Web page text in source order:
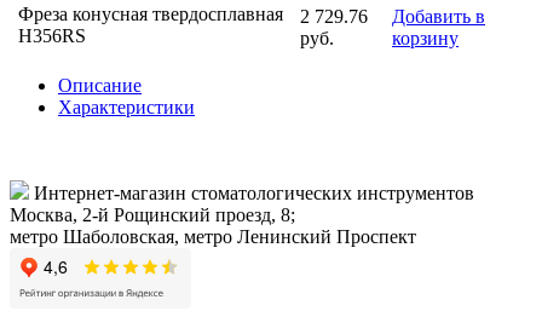
Фреза конусная твердосплавная
H356RS
2 729.76
руб.
Добавить в
корзину
Описание
Характеристики
Интернет-магазин стоматологических инструментов
Москва, 2-й Рощинский проезд, 8;
метро Шаболовская, метро Ленинский Проспект